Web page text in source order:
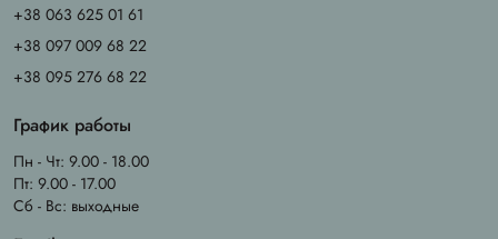
+38 063 625 01 61
+38 097 009 68 22
+38 095 276 68 22
График работы
Пн - Чт: 9.00 - 18.00
Пт: 9.00 - 17.00
Сб - Вс: выходные